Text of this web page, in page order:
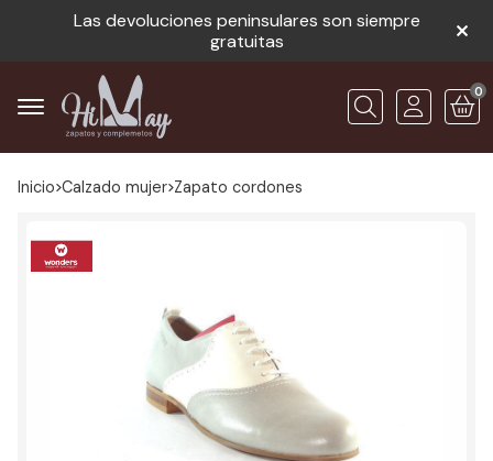
Las devoluciones peninsulares son siempre
gratuitas
Buscar
0
Inicio calzado mujer zapato cordones